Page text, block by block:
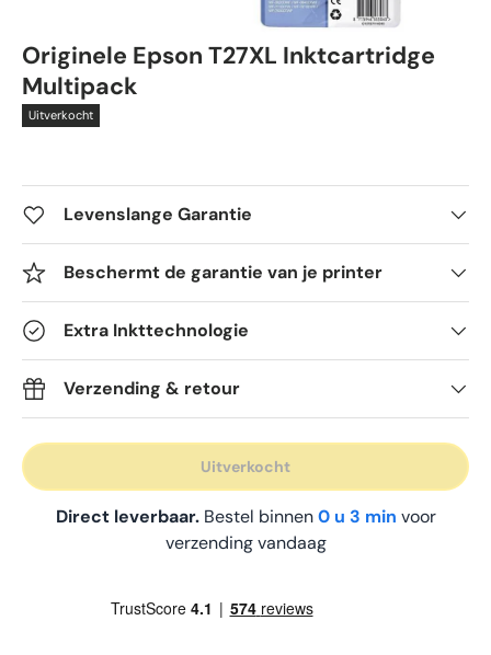
Originele Epson T27XL Inktcartridge
Multipack
Uitverkocht
Levenslange Garantie
Beschermt de garantie van je printer
Extra Inkttechnologie
Verzending & retour
Uitverkocht
Direct leverbaar.Bestel binnen0 u 3 min voor
verzending vandaag